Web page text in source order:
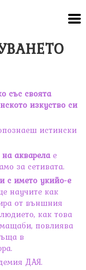
със своята
изкуство си
истински
акварелае
за сетивата.
с името укийо-е
научите как
от външния
как това
повлиява
в
ДАЯ.